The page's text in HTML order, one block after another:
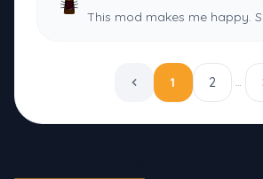
This mod makes me happy.
1 2 …